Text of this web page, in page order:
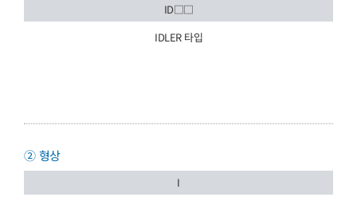
ID□□
IDLER 타입
② 형상
I